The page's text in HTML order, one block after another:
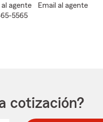
al agente
5565
Email al agente
cotización?